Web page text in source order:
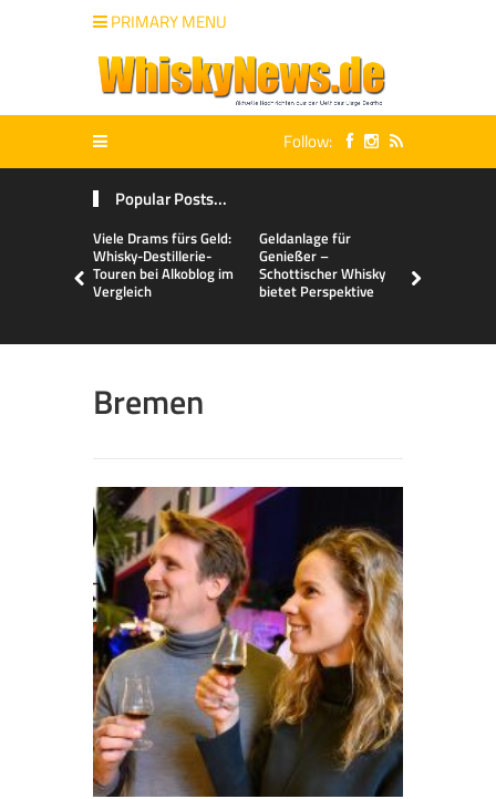
PRIMARY MENU
Follow:
Popular Posts...
Viele Drams fürs Geld:
Whisky-Destillerie-
Touren bei Alkoblog im
Vergleich
Geldanlage für
Genießer –
Schottischer Whisky
bietet Perspektive
Bremen